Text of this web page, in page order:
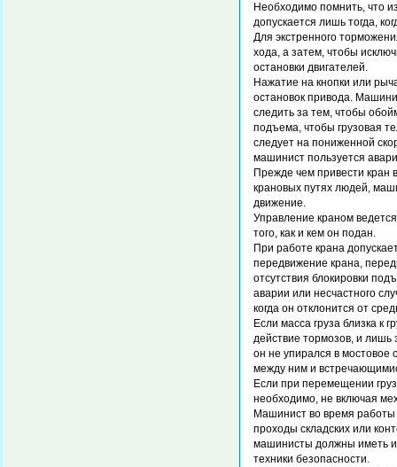
Необходимо помнить, что
допускается лишь тогда,
Для экстренного
хода, а затем, чтобы
остановки двигателей.
Нажатие на кнопки или
остановок привода.
следить за тем, чтобы
подъема, чтобы грузовая
следует на пониженной
машинист пользуется
Прежде чем привести кран
крановых путях людей,
движение.
Управление краном
того, как и кем он подан.
При работе крана
передвижение крана,
отсутствия блокировки
аварии или несчастного
когда он отклонится от
Если масса груза близка к
действие тормозов, и
он не упирался в мостовое
между ним и
Если при перемещении
необходимо, не включая
Машинист во время работы
проходы складских или
машинисты должны иметь
техники безопасности.